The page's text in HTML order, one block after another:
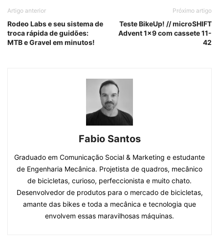
Artigo anterior
Rodeo Labs e seu sistema de
troca rápida de guidões:
MTB e Gravel em minutos!
Próximo artigo
Teste BikeUp! // microSHIFT
Advent 1×9 com cassete 11-
42
Fabio Santos
Graduado em Comunicação Social & Marketing e estudante
de Engenharia Mecânica. Projetista de quadros, mecânico
de bicicletas, curioso, perfeccionista e muito chato.
Desenvolvedor de produtos para o mercado de bicicletas,
amante das bikes e toda a mecânica e tecnologia que
envolvem essas maravilhosas máquinas.